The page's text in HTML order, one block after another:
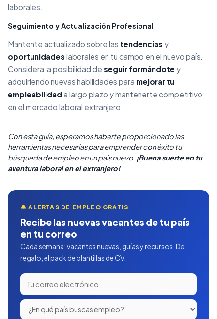
laborales.
Seguimiento y Actualización Profesional:
Mantente actualizado sobre las tendencias y
oportunidades laborales en tu campo en el nuevo país.
Considera la posibilidad de seguir formándote y
adquiriendo nuevas habilidades para mejorar tu
empleabilidad a largo plazo y mantenerte competitivo
en el mercado laboral extranjero.
Con esta guía, esperamos haberte proporcionado las
herramientas necesarias para emprender con éxito tu
búsqueda de empleo en un país nuevo. ¡Buena suerte en tu
aventura laboral en el extranjero!
🔔 ALERTAS DE EMPLEO GRATIS
Recibe las nuevas vacantes de tu país
en tu correo
Cada semana: vacantes nuevas, guías y recursos. De
regalo, el pack de plantillas de CV.